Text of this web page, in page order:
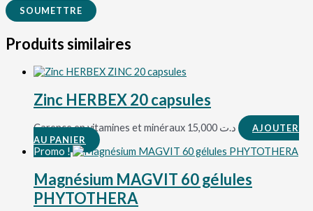
Produits similaires
Zinc HERBEX 20 capsules
Carence en vitamines et minéraux د.ت
AJOUTER
AU PANIER
Promo !
Magnésium MAGVIT 60 gélules
PHYTOTHERA